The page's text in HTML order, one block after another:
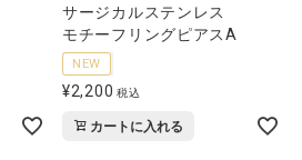
サージカルステンレス
モチーフリングピアスA
NEW
¥2,200 税込
カートに入れる